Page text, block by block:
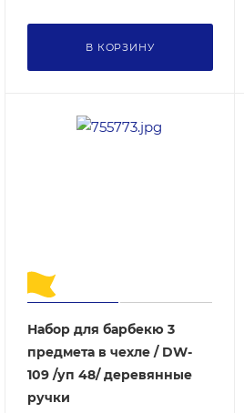
В КОРЗИНУ
Набор для барбекю 3
предмета в чехле / DW-
109 /уп 48/ деревянные
ручки